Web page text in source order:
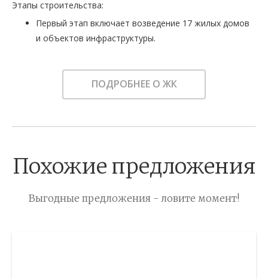
Этапы строительства:
Первый этап включает возведение 17 жилых домов
и объектов инфраструктуры.
ПОДРОБНЕЕ О ЖК
Похожие предложения
Выгодные предложения - ловите момент!